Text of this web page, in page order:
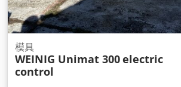
模具
WEINIG Unimat 300electric
control